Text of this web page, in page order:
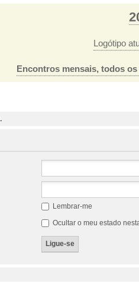
Logótipo
Encontros mensais, todos
Lembrar-me
Ocultar o meu estado